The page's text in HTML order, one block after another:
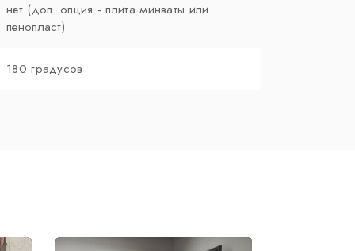
нет (доп. опция - плита минваты или
пенопласт)
180 градусов